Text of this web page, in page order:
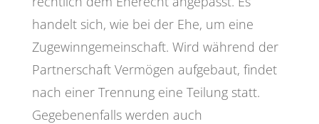
handelt sich, wie bei der Ehe, um eine
Zugewinngemeinschaft. Wird während der
Partnerschaft Vermögen aufgebaut, findet
nach einer Trennung eine Teilung statt.
Gegebenenfalls werden auch